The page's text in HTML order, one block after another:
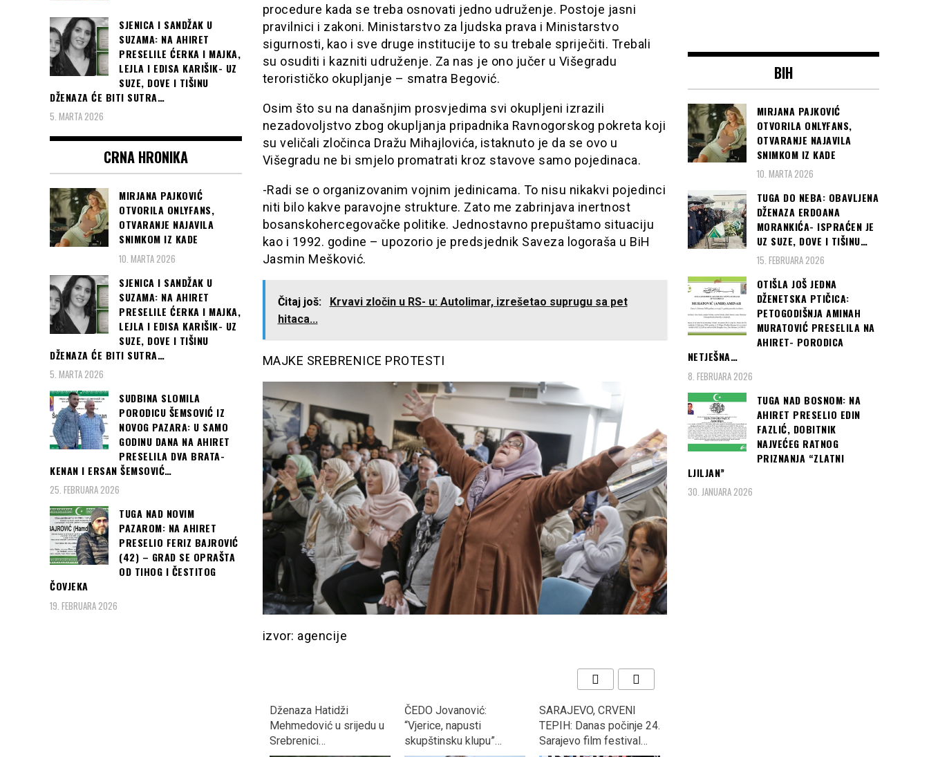
procedure kada se treba osnovati jedno udruženje. Postoje jasni
pravilnici i zakoni. Ministarstvo za ljudska prava i Ministarstvo
sigurnosti, kao i sve druge institucije to su trebale spriječiti. Trebali
su osuditi i kazniti udruženje. Za nas je ono jučer u Višegradu
terorističko okupljanje – smatra Begović.
Osim što su na današnjim prosvjedima svi okupljeni izrazili
nezadovoljstvo zbog okupljanja pripadnika Ravnogorskog pokreta koji
su veličali zločinca Dražu Mihajlovića, istaknuto je da se ovo u
Višegradu ne bi smjelo promatrati kroz stavove samo pojedinaca.
-Radi se o organizovanim vojnim jedinicama. To nisu nikakvi pojedinci
niti bilo kakve paravojne strukture. Zato me zabrinjava inertnost
bosanskohercegovačke politike. Jednostavno prepuštamo situaciju
kao i 1992. godine – upozorio je predsjednik Saveza logoraša u BiH
Jasmin Mešković.
Čitaj još:
Krvavi zločin u RS- u: Autolimar, izrešetao suprugu sa pet
hitaca...
MAJKE SREBRENICE PROTESTI
izvor: agencije
Dženaza Hatidži
Mehmedović u srijedu u
Srebrenici…
ČEDO Jovanović:
“Vjerice, napusti
skupštinsku klupu”…
SARAJEVO, CRVENI
TEPIH: Danas počinje 24.
Sarajevo film festival…
SJENICA I SANDŽAK U
SUZAMA: NA AHIRET
PRESELILE ĆERKA I MAJKA,
LEJLA I EDISA KARIŠIK- UZ
SUZE, DOVE I TIŠINU
DŽENAZA ĆE BITI SUTRA…
5. MARTA 2026
CRNA HRONIKA
MIRJANA PAJKOVIĆ
OTVORILA ONLYFANS,
OTVARANJE NAJAVILA
SNIMKOM IZ KADE
10. MARTA 2026
SJENICA I SANDŽAK U
SUZAMA: NA AHIRET
PRESELILE ĆERKA I MAJKA,
LEJLA I EDISA KARIŠIK- UZ
SUZE, DOVE I TIŠINU
DŽENAZA ĆE BITI SUTRA…
5. MARTA 2026
SUDBINA SLOMILA
PORODICU ŠEMSOVIĆ IZ
NOVOG PAZARA: U SAMO
GODINU DANA NA AHIRET
PRESELILA DVA BRATA-
KENAN I ERSAN ŠEMSOVIĆ…
25. FEBRUARA 2026
TUGA NAD NOVIM
PAZAROM: NA AHIRET
PRESELIO FERIZ BAJROVIĆ
(42) – GRAD SE OPRAŠTA
OD TIHOG I ČESTITOG
ČOVJEKA
19. FEBRUARA 2026
BIH
MIRJANA PAJKOVIĆ
OTVORILA ONLYFANS,
OTVARANJE NAJAVILA
SNIMKOM IZ KADE
10. MARTA 2026
TUGA DO NEBA: OBAVLJENA
DŽENAZA ERDOANA
MORANKIĆA- ISPRAĆEN JE
UZ SUZE, DOVE I TIŠINU…
15. FEBRUARA 2026
OTIŠLA JOŠ JEDNA
DŽENETSKA PTIČICA:
PETOGODIŠNJA AMINAH
MURATOVIĆ PRESELILA NA
AHIRET- PORODICA
NETJEŠNA…
8. FEBRUARA 2026
TUGA NAD BOSNOM: NA
AHIRET PRESELIO EDIN
FAZLIĆ, DOBITNIK
NAJVEĆEG RATNOG
PRIZNANJA “ZLATNI
LJILJAN”
30. JANUARA 2026